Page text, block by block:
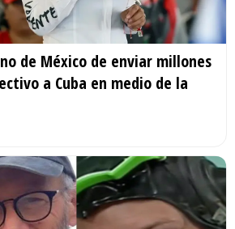
de México de enviar millones
a Cuba en medio de la